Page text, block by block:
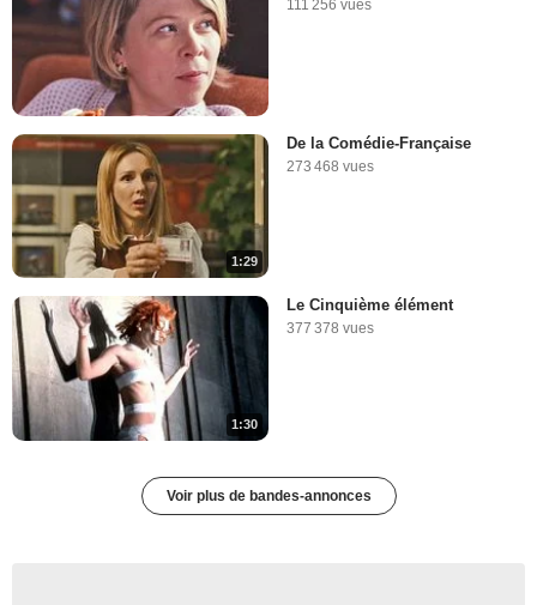
111 256 vues
1:29
De la Comédie-Française
273 468 vues
1:30
Le Cinquième élément
377 378 vues
Voir plus de bandes-annonces